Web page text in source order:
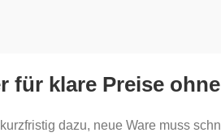
für klare Preise
dazu, neue Ware muss